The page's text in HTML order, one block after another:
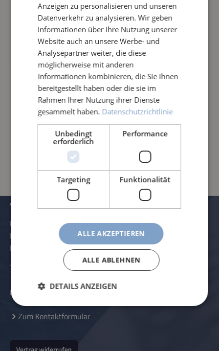
Sofort verfügbar,Lieferzeit: 1-3 Tage
Produkt Anzahl: Gib den gewünschten
IN DEN WARENKORB
Frage zum Artikel
PRODUKTINFORMATIONEN
VERWALTUNG UND KONTAKTDATEN
Rössle AG
Pater-Hartmann-Straße 23
D-87616 Marktoberdorf
Telefon:
+49 (0) 8342 - 70 59 5-0
Telefax:
+49 (0) 8342 - 70 59 5-70
E-Mail: info@roessle.ag
Zum Kontaktformular
Anzeigen zu personalisieren und unseren
Datenverkehr zu analysieren. Wir geben
Informationen über Ihre Nutzung unserer
Website auch an unsere Werbe- und
Analysepartner weiter, die diese
möglicherweise mit anderen
Informationen kombinieren, die Sie ihnen
bereitgestellt haben oder die sie im
Rahmen Ihrer Nutzung ihrer Dienste
gesammelt haben. Datenschutzrichtlinie
Unbedingt
erforderlich
Performance
Targeting Funktionalität
ALLE AKZEPTIEREN
ALLE ABLEHNEN
DETAILS ANZEIGEN